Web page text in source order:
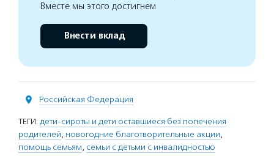
Вместе мы этого достигнем
Внести вклад
Российская Федерация
ТЕГИ: дети-сироты и дети оставшиеся без попечения
родителей, новогодние благотворительные акции,
помощь семьям, семьи с детьми с инвалидностью